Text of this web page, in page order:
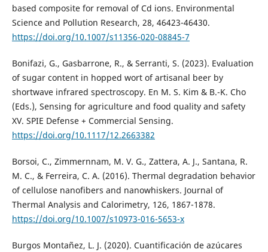
based composite for removal of Cd ions. Environmental
Science and Pollution Research, 28, 46423-46430.
https://doi.org/10.1007/s11356-020-08845-7
Bonifazi, G., Gasbarrone, R., & Serranti, S. (2023). Evaluation
of sugar content in hopped wort of artisanal beer by
shortwave infrared spectroscopy. En M. S. Kim & B.-K. Cho
(Eds.), Sensing for agriculture and food quality and safety
XV. SPIE Defense + Commercial Sensing.
https://doi.org/10.1117/12.2663382
Borsoi, C., Zimmernnam, M. V. G., Zattera, A. J., Santana, R.
M. C., & Ferreira, C. A. (2016). Thermal degradation behavior
of cellulose nanofibers and nanowhiskers. Journal of
Thermal Analysis and Calorimetry, 126, 1867-1878.
https://doi.org/10.1007/s10973-016-5653-x
Burgos Montañez, L. J. (2020). Cuantificación de azúcares